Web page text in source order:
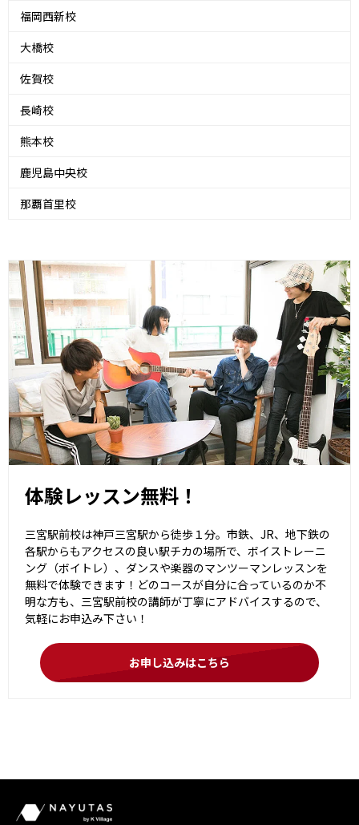
福岡西新校
大橋校
佐賀校
長崎校
熊本校
鹿児島中央校
那覇首里校
体験レッスン無料！
三宮駅前校は神戸三宮駅から徒歩１分。市鉄、JR、地下鉄の
各駅からもアクセスの良い駅チカの場所で、ボイストレーニ
ング（ボイトレ）、ダンスや楽器のマンツーマンレッスンを
無料で体験できます！どのコースが自分に合っているのか不
明な方も、三宮駅前校の講師が丁寧にアドバイスするので、
気軽にお申込み下さい！
お申し込みはこちら